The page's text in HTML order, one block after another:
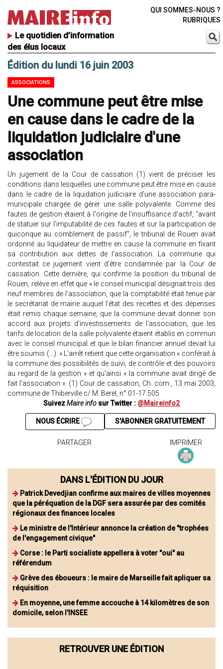
Le quotidien d’information
des élus locaux
QUI SOMMES-NOUS ?
RUBRIQUES
Édition du lundi 16 juin 2003
ASSOCIATIONS
Une commune peut être mise
en cause dans le cadre de la
liquidation judiciaire d'une
association
Un jugement de la Cour de cassation (1) vient de préciser les
conditions dans lesquelles une commune peut être mise en cause
dans le cadre de la liquidation judiciaire d'une association para-
municipale chargée de gérer une salle polyvalente. Comme des
fautes de gestion étaient à l'origine de l'insuffisance d'actif, "avant
de statuer sur l'imputabilité de ces fautes et sur la participation de
quiconque au comblement de passif", le tribunal de Rouen avait
ordonné au liquidateur de mettre en cause la commune en fixant
sa contribution aux dettes de l'association. La commune qui
contestait ce jugement vient d’être condamnée par la Cour de
cassation. Cette dernière, qui confirme la position du tribunal de
Rouen, relève en effet que « le conseil municipal désignait trois des
neuf membres de l'association, que la comptabilité était tenue par
le secrétariat de mairie auquel l'état des recettes et des dépenses
était remis chaque semaine, que la commune devait donner son
accord aux projets d'investissements de l'association, que les
tarifs de location de la salle polyvalente étaient établis en commun
avec le conseil municipal et que le bilan financier annuel devait lui
être soumis (…). » L'arrêt retient que cette organisation « conférait à
la commune des possibilités de suivi, de contrôle et des pouvoirs
au regard de la gestion » et qu'ainsi « la commune avait dirigé de
fait l'association ». (1) Cour de cassation, Ch. com., 13 mai 2003,
commune de Thiberville c/ M. Berel, n° 01-17.505
SuivezMaire info sur Twitter : @Maireinfo2
S'ABONNER GRATUITEMENT
NOUS ÉCRIRE
PARTAGER IMPRIMER
DANS L'ÉDITION DU JOUR
Patrick Devedjian confirme aux maires de villes moyennes
que la péréquation de la DGF sera assurée par des comités
régionaux des finances locales
Le ministre de l'Intérieur annonce la création de "trophées
de l'engagement civique"
Corse : le Parti socialiste appellera à voter "oui" au
référendum
Grève des éboueurs : le maire de Marseille fait apliquer sa
réquisition
En moyenne, une femme accouche à 14 kilomètres de son
domicile, selon l'INSEE
RETROUVER UNE ÉDITION